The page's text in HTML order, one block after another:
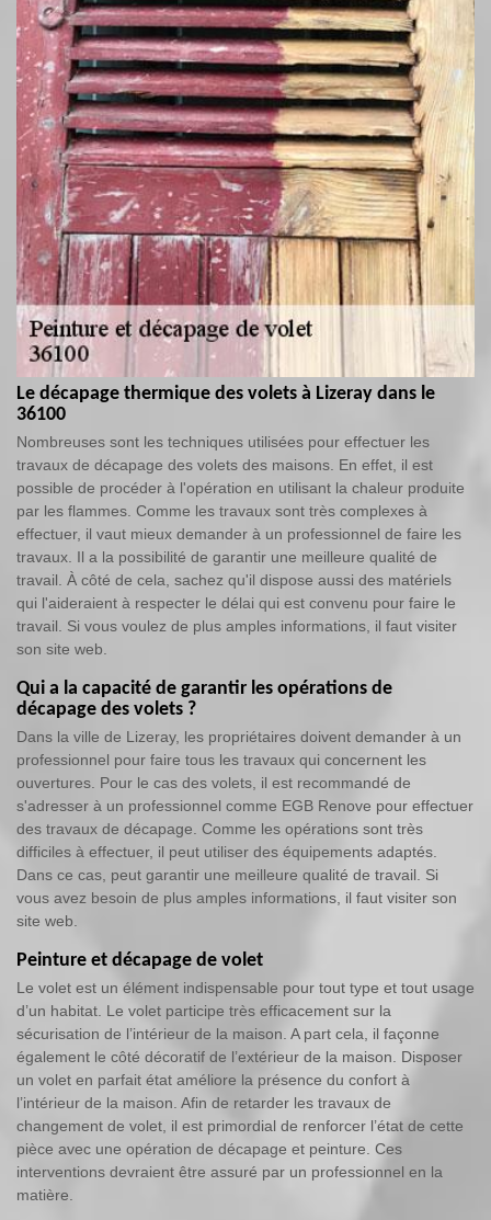
Le décapage thermique des volets à Lizeray dans le
36100
Nombreuses sont les techniques utilisées pour effectuer les
travaux de décapage des volets des maisons. En effet, il est
possible de procéder à l'opération en utilisant la chaleur produite
par les flammes. Comme les travaux sont très complexes à
effectuer, il vaut mieux demander à un professionnel de faire les
travaux. Il a la possibilité de garantir une meilleure qualité de
travail. À côté de cela, sachez qu'il dispose aussi des matériels
qui l'aideraient à respecter le délai qui est convenu pour faire le
travail. Si vous voulez de plus amples informations, il faut visiter
son site web.
Qui a la capacité de garantir les opérations de
décapage des volets ?
Dans la ville de Lizeray, les propriétaires doivent demander à un
professionnel pour faire tous les travaux qui concernent les
ouvertures. Pour le cas des volets, il est recommandé de
s'adresser à un professionnel comme EGB Renove pour effectuer
des travaux de décapage. Comme les opérations sont très
difficiles à effectuer, il peut utiliser des équipements adaptés.
Dans ce cas, peut garantir une meilleure qualité de travail. Si
vous avez besoin de plus amples informations, il faut visiter son
site web.
Peinture et décapage de volet
Le volet est un élément indispensable pour tout type et tout usage
d’un habitat. Le volet participe très efficacement sur la
sécurisation de l’intérieur de la maison. A part cela, il façonne
également le côté décoratif de l’extérieur de la maison. Disposer
un volet en parfait état améliore la présence du confort à
l’intérieur de la maison. Afin de retarder les travaux de
changement de volet, il est primordial de renforcer l’état de cette
pièce avec une opération de décapage et peinture. Ces
interventions devraient être assuré par un professionnel en la
matière.